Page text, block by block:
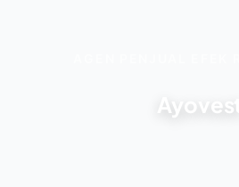
Ayovest